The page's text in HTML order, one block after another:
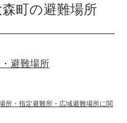
町の避難場所
避難場所
所・指定避難所・広域避難場所に関